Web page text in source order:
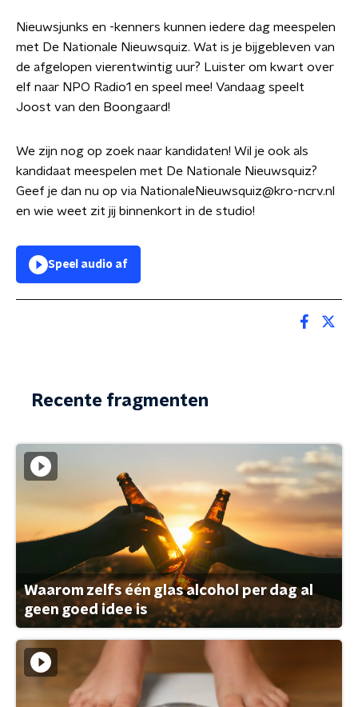
Nieuwsjunks en -kenners kunnen iedere dag meespelen
met De Nationale Nieuwsquiz. Wat is je bijgebleven van
de afgelopen vierentwintig uur? Luister om kwart over
elf naar NPO Radio1 en speel mee! Vandaag speelt
Joost van den Boongaard!
We zijn nog op zoek naar kandidaten! Wil je ook als
kandidaat meespelen met De Nationale Nieuwsquiz?
Geef je dan nu op via NationaleNieuwsquiz@kro-ncrv.nl
en wie weet zit jij binnenkort in de studio!
Speel audio af
Recente fragmenten
Waarom zelfs één glas alcohol per dag al
geen goed idee is